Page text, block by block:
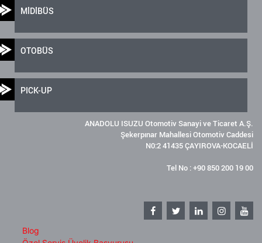
MİDİBÜS
OTOBÜS
PICK-UP
ANADOLU ISUZU Otomotiv Sanayi ve Ticaret A.Ş.
Şekerpınar Mahallesi Otomotiv Caddesi
N0:2 41435 ÇAYIROVA-KOCAELİ
Tel No : +90 850 200 19 00
Blog